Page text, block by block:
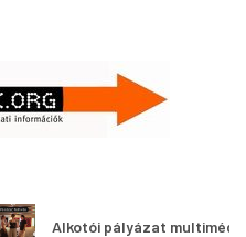
pályázat multimédia-